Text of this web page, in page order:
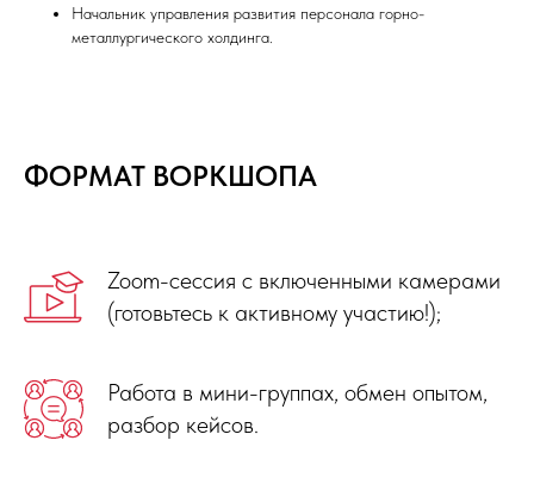
Начальник управления развития персонала горно-
металлургического холдинга.
ФОРМАТ ВОРКШОПА
Zoom-сессия с включенными камерами
(готовьтесь к активному участию!);
Работа в мини-группах, обмен опытом,
разбор кейсов.